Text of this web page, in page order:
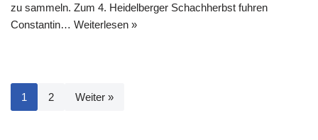
zu sammeln. Zum 4. Heidelberger Schachherbst fuhren
Constantin… Weiterlesen »
1 2 Weiter »